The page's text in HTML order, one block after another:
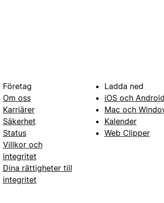
Företag
Om oss
Karriärer
Säkerhet
Status
Villkor och
integritet
Dina rättigheter till
integritet
Ladda ned
iOS och Android
Mac och
Kalender
Web Clipper